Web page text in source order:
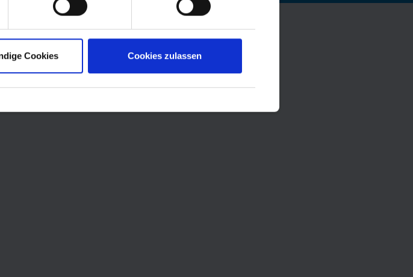
Cookies Cookies zulassen